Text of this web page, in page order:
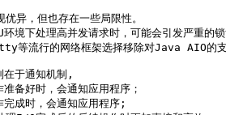
异，但也存在一些局限性。
境下处理高并发请求时，可能会引发严重的
等流行的网络框架选择移除对Java AIO的
于通知机制,
好时，会通知应用程序；
成时，会通知应用程序;